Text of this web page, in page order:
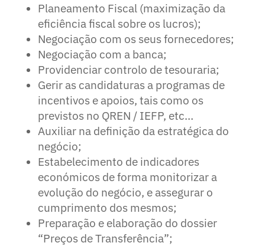
Planeamento Fiscal (maximização da
eficiência fiscal sobre os lucros);
Negociação com os seus fornecedores;
Negociação com a banca;
Providenciar controlo de tesouraria;
Gerir as candidaturas a programas de
incentivos e apoios, tais como os
previstos no QREN / IEFP, etc…
Auxiliar na definição da estratégica do
negócio;
Estabelecimento de indicadores
económicos de forma monitorizar a
evolução do negócio, e assegurar o
cumprimento dos mesmos;
Preparação e elaboração do dossier
“Preços de Transferência”;